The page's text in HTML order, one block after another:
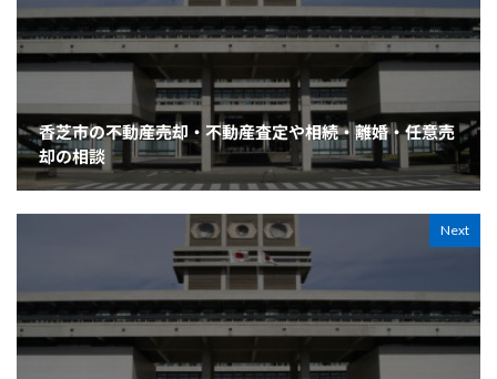
香芝市の不動産売却・不動産査定や相続・離婚・任意売
却の相談
Next